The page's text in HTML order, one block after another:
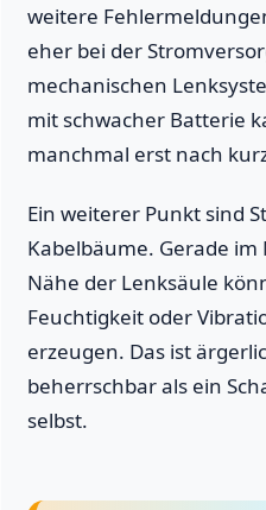
weitere
eher bei der
mechanischen
mit schwacher Batterie
manchmal erst nach
Ein weiterer Punkt sind
Kabelbäume. Gerade
Nähe der Lenksäule
Feuchtigkeit oder
erzeugen. Das ist
beherrschbar als ein
selbst.